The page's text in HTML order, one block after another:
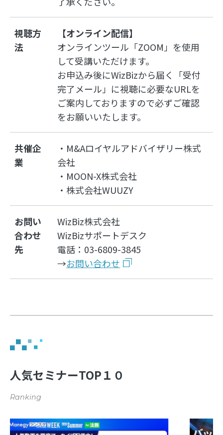
視聴方
法
【オンライン配信】
オンラインツール「ZOOM」を使用
して受講いただけます。
お申込み後にWizBizから届く「受付
完了メール」に視聴に必要なURLを
ご案内しておりますので必ずご確認
をお願いいたします。
共催企
業
・M&Aロイヤルアドバイザリー株式
会社
・MOON-X株式会社
・株式会社WUUZY
お問い
合わせ
先
WizBiz株式会社
WizBizサポートデスク
電話：03-6809-3845
→お問い合わせ
人気セミナーTOP１０
Ranking